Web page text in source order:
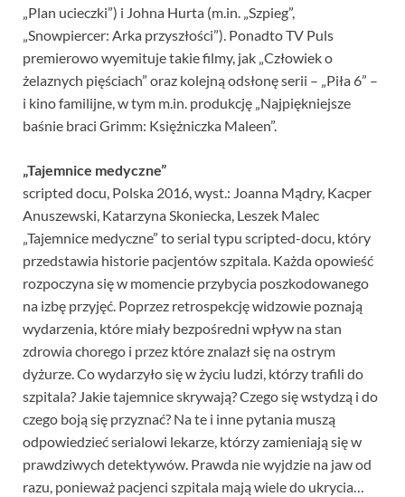
„Plan ucieczki”) i Johna Hurta (m.in. „Szpieg”,
„Snowpiercer: Arka przyszłości”). Ponadto TV Puls
premierowo wyemituje takie filmy, jak „Człowiek o
żelaznych pięściach” oraz kolejną odsłonę serii – „Piła 6” –
i kino familijne, w tym m.in. produkcję „Najpiękniejsze
baśnie braci Grimm: Księżniczka Maleen”.
„Tajemnice medyczne”
scripted docu, Polska 2016, wyst.: Joanna Mądry, Kacper
Anuszewski, Katarzyna Skoniecka, Leszek Malec
„Tajemnice medyczne” to serial typu scripted-docu, który
przedstawia historie pacjentów szpitala. Każda opowieść
rozpoczyna się w momencie przybycia poszkodowanego
na izbę przyjęć. Poprzez retrospekcję widzowie poznają
wydarzenia, które miały bezpośredni wpływ na stan
zdrowia chorego i przez które znalazł się na ostrym
dyżurze. Co wydarzyło się w życiu ludzi, którzy trafili do
szpitala? Jakie tajemnice skrywają? Czego się wstydzą i do
czego boją się przyznać? Na te i inne pytania muszą
odpowiedzieć serialowi lekarze, którzy zamieniają się w
prawdziwych detektywów. Prawda nie wyjdzie na jaw od
razu, ponieważ pacjenci szpitala mają wiele do ukrycia…